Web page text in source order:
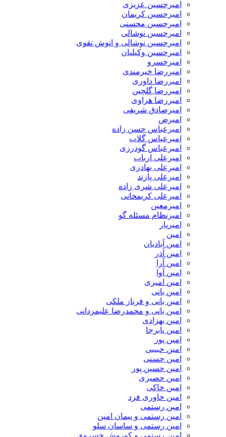
امیرحسین عزیزی
امیرحسین کریمان
امیرحسین محسنی
امیرحسین نوشالی
امیرحسین نوشالی و انوش تقوی
امیرحسین وکیلیان
امیرخسرو
امیررضا خیرمندی
امیررضا داوری
امیررضا گلچین
امیررضا هراوی
امیرصادق شریفی
امیرض
امیرعباس حسن زاده
امیرعباس گلاب
امیرعباس گودرزی
امیرعلی ارباب
امیرعلی بهادری
امیرعلی پازند
امیرعلی شری زاده
امیرعلی کریمخانی
امیرمعین
امیرنظام مسئله گو
امیریار
امین
امین آبادیان
امین آذر
امین آرا
امین آوا
امین امیری
امین بانی
امین بانی و فرناز ملکی
امین بانی و محمدرضا علیمردانی
امین بهزادی
امین پابرجا
امین پور
امین حبیبی
امین حسنی
امین حسین پور
امین حصیری
امین خاکی
امین خاوری فرد
امین رستمی
امین رستمی و پیمان امین
امین رستمی و ساسان سلو